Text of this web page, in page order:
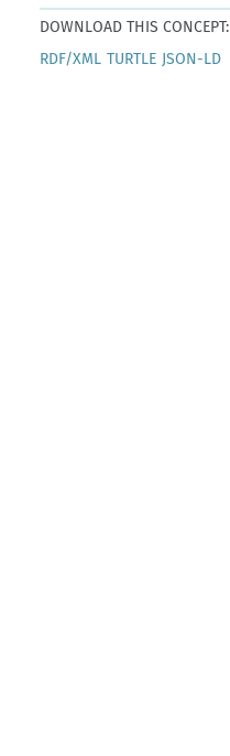
DOWNLOAD THIS CONCEPT:
RDF/XML TURTLE JSON-LD